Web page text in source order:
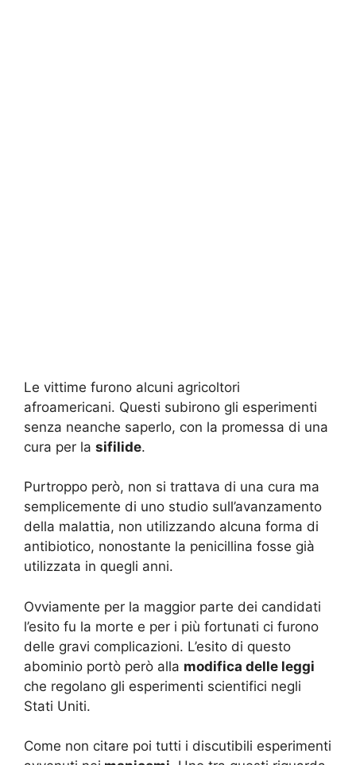
Le vittime furono alcuni agricoltori
afroamericani. Questi subirono gli esperimenti
senza neanche saperlo, con la promessa di una
cura per la sifilide.
Purtroppo però, non si trattava di una cura ma
semplicemente di uno studio sull’avanzamento
della malattia, non utilizzando alcuna forma di
antibiotico, nonostante la penicillina fosse già
utilizzata in quegli anni.
Ovviamente per la maggior parte dei candidati
l’esito fu la morte e per i più fortunati ci furono
delle gravi complicazioni. L’esito di questo
abominio portò però alla modifica delle leggi
che regolano gli esperimenti scientifici negli
Stati Uniti.
Come non citare poi tutti i discutibili esperimenti